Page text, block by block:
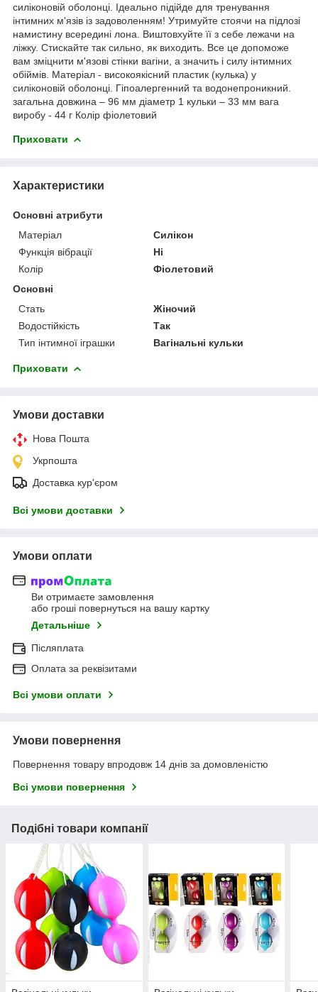
силіконовій оболонці. Ідеально підійде для тренування
інтимних м'язів із задоволенням! Утримуйте стоячи на підлозі
намистину всередині лона. Виштовхуйте її з себе лежачи на
ліжку. Стискайте так сильно, як виходить. Все це допоможе
вам зміцнити м'язові стінки вагіни, а значить і силу інтимних
обіймів. Матеріал - високоякісний пластик (кулька) у
силіконовій оболонці. Гіпоалергенний та водонепроникний.
загальна довжина – 96 мм діаметр 1 кульки – 33 мм вага
виробу - 44 г Колір фіолетовий
Приховати
Характеристики
Основні атрибути
Матеріал
Силікон
Функція вібрації
Ні
Колір
Фіолетовий
Основні
Стать
Жіночий
Водостійкість
Так
Тип інтимної іграшки
Вагінальні кульки
Приховати
Умови доставки
Нова Пошта
Укрпошта
Доставка кур'єром
Всі умови доставки
Умови оплати
Ви отримаєте замовлення
або гроші повернуться на вашу картку
Детальніше
Післяплата
Оплата за реквізитами
Всі умови оплати
Умови повернення
Повернення товару впродовж 14 днів за домовленістю
Всі умови повернення
Подібні товари компанії